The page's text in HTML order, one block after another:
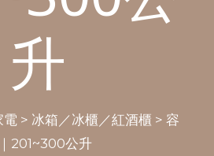
升
電 > 冰箱／冰櫃／紅酒櫃 > 容
201~300公升